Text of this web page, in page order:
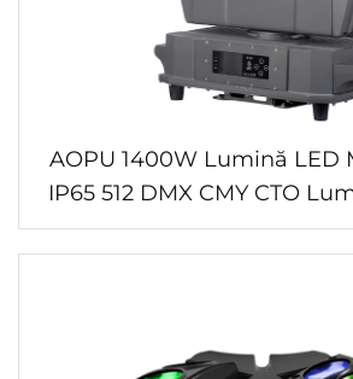
AOPU 1400W Lumină LED
IP65 512 DMX CMY CTO
rezistentă la apă Moving
pentru Concert